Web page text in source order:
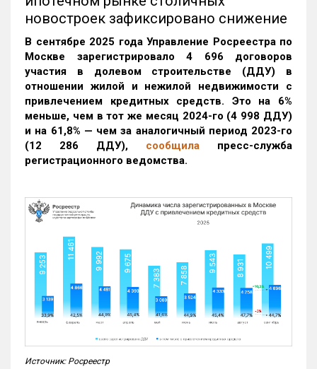
новостроек зафиксировано снижение
В сентябре 2025 года Управление Росреестра по
Москве зарегистрировало 4 696 договоров
участия в долевом строительстве (ДДУ) в
отношении жилой и нежилой недвижимости с
привлечением кредитных средств. Это на 6%
меньше, чем в тот же месяц 2024-го (4 998 ДДУ)
и на 61,8% — чем за аналогичный период 2023-го
(12 286 ДДУ), сообщила пресс-служба
регистрационного ведомства.
Источник: Росреестр